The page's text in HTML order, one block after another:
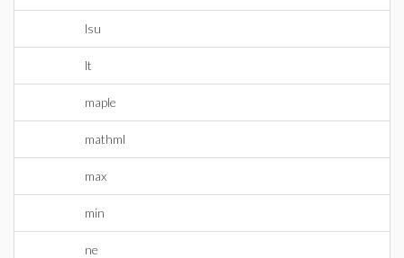
lsu
lt
maple
mathml
max
min
ne